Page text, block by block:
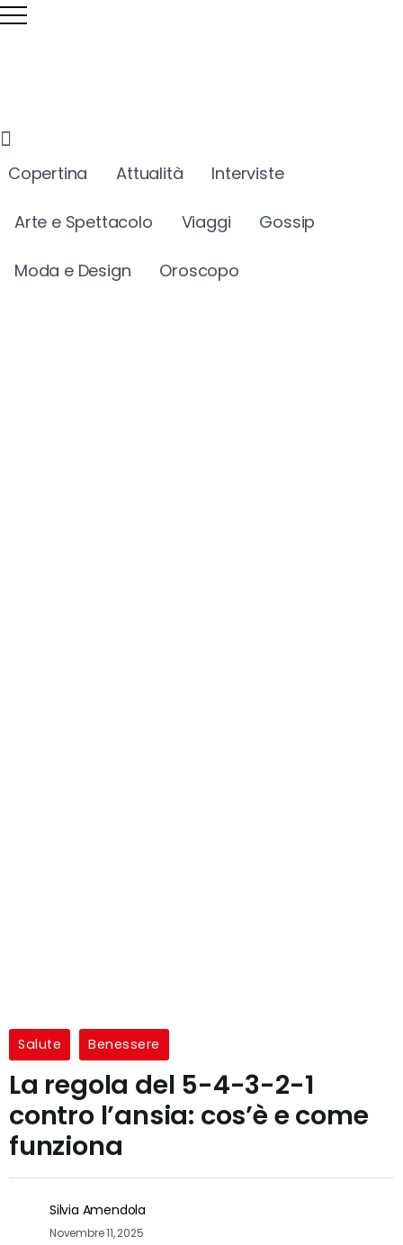
Copertina Attualità Interviste
Arte e Spettacolo Viaggi Gossip
Moda e Design Oroscopo
Salute Benessere
La regola del 5-4-3-2-1
contro l’ansia: cos’è e come
funziona
Silvia Amendola
Novembre 11, 2025